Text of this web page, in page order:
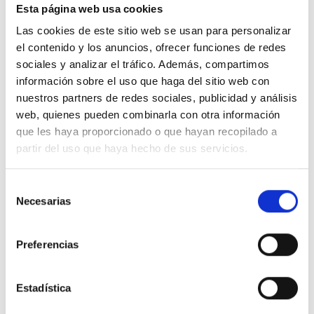
Esta página web usa cookies
Las cookies de este sitio web se usan para personalizar
el contenido y los anuncios, ofrecer funciones de redes
sociales y analizar el tráfico. Además, compartimos
información sobre el uso que haga del sitio web con
nuestros partners de redes sociales, publicidad y análisis
web, quienes pueden combinarla con otra información
que les haya proporcionado o que hayan recopilado a
partir del uso que haya hecho de sus servicios.
Necesarias
Preferencias
Estadística
ideal para correr, jugar o realizar actividades
cotidianas con total libertad.
El diseño destaca por su logo Levi’s en el torso, que
aporta un toque moderno y distintivo, convirtiendo la
prenda en un elemento de estilo dentro del armario
infantil. Este detalle icónico permite combinarla
fácilmente con jeans, shorts o pantalones casuales,
creando looks juveniles, urbanos o deportivos con
facilidad.
Características destacadas:
Algodón transpirable que garantiza suavidad y confort
Cuello redondo y corte relajado que permiten libertad
distintivo.
Versátil, fácil de combinar con diferentes tipos de